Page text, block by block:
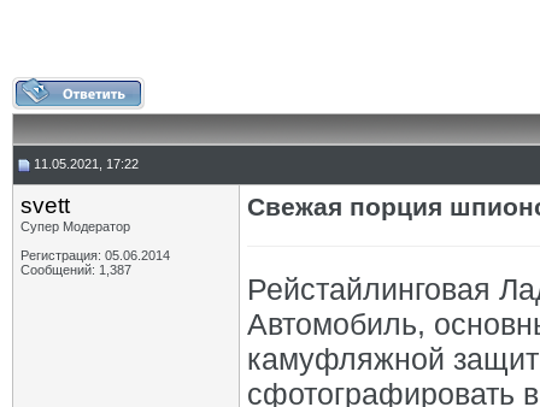
11.05.2021, 17:22
svett
Супер Модератор
Регистрация: 05.06.2014
Сообщений: 1,387
Свежая порция
Рейстайлинговая
Автомобиль,
камуфляжной
сфотографировать